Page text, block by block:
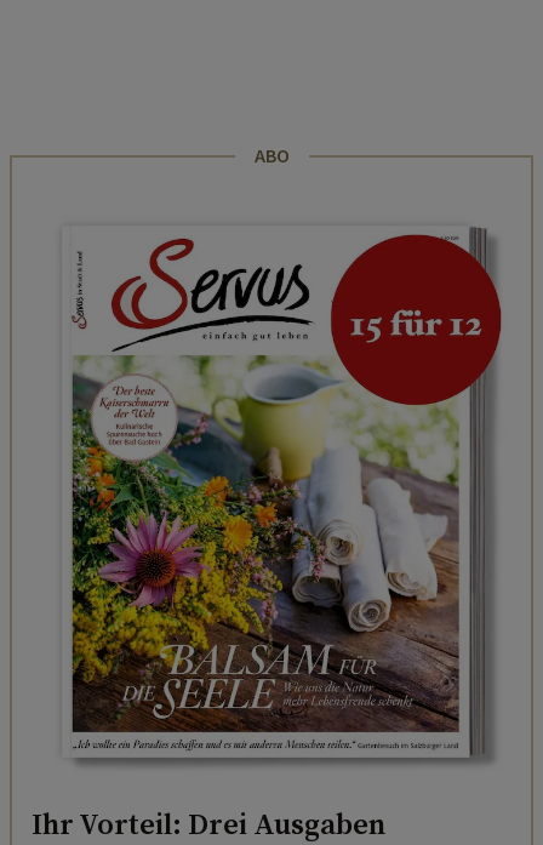
ABO
Ihr Vorteil: Drei Ausgaben